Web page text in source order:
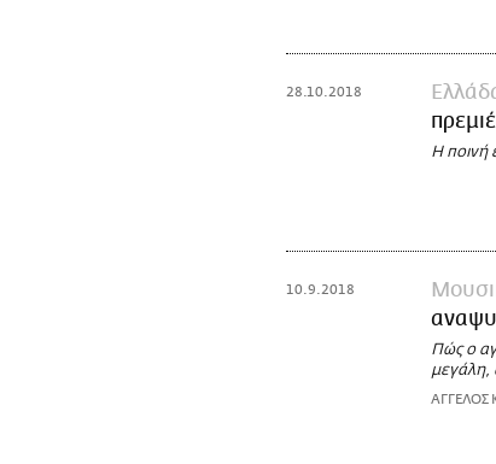
28.10.2018
Η ποινή
10.9.2018
Πώς ο
μεγάλη,
ΑΓΓΕΛΟΣ